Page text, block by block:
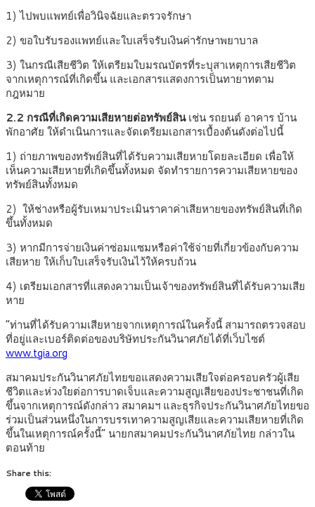
1) ไปพบแพทย์เพื่อวินิจฉัยและตรวจรักษา
2) ขอใบรับรองแพทย์และใบเสร็จรับเงินค่ารักษาพยาบาล
3) ในกรณีเสียชีวิต ให้เตรียมใบมรณบัตรที่ระบุสาเหตุการเสียชีวิต
จากเหตุการณ์ที่เกิดขึ้น และเอกสารแสดงการเป็นทายาทตาม
กฎหมาย
2.2 กรณีที่เกิดความเสียหายต่อทรัพย์สินเช่น รถยนต์ อาคาร บ้าน
พักอาศัย ให้ดำเนินการและจัดเตรียมเอกสารเบื้องต้นดังต่อไปนี้
1) ถ่ายภาพของทรัพย์สินที่ได้รับความเสียหายโดยละเอียด เพื่อให้
เห็นความเสียหายที่เกิดขึ้นทั้งหมด จัดทำรายการความเสียหายของ
ทรัพย์สินทั้งหมด
2) ให้ช่างหรือผู้รับเหมาประเมินราคาค่าเสียหายของทรัพย์สินที่เกิด
ขึ้นทั้งหมด
3) หากมีการจ่ายเงินค่าซ่อมแซมหรือค่าใช้จ่ายที่เกี่ยวข้องกับความ
เสียหาย ให้เก็บใบเสร็จรับเงินไว้ให้ครบถ้วน
4) เตรียมเอกสารที่แสดงความเป็นเจ้าของทรัพย์สินที่ได้รับความเสีย
หาย
“ท่านที่ได้รับความเสียหายจากเหตุการณ์ในครั้งนี้ สามารถตรวจสอบ
ที่อยู่และเบอร์ติดต่อของบริษัทประกันวินาศภัยได้ที่เว็บไซต์
www.tgia.org
สมาคมประกันวินาศภัยไทยขอแสดงความเสียใจต่อครอบครัวผู้เสีย
ชีวิตและห่วงใยต่อการบาดเจ็บและความสูญเสียของประชาชนที่เกิด
ขึ้นจากเหตุการณ์ดังกล่าว สมาคมฯ และธุรกิจประกันวินาศภัยไทยขอ
ร่วมเป็นส่วนหนึ่งในการบรรเทาความสูญเสียและความเสียหายที่เกิด
ขึ้นในเหตุการณ์ครั้งนี้” นายกสมาคมประกันวินาศภัยไทย กล่าวใน
ตอนท้าย
Share this: